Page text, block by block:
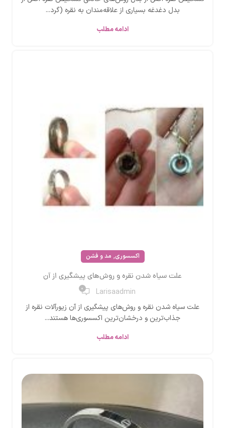
بدل دغدغه بسیاری از علاقه‌مندان به نقره (گرد...
ادامه مطلب
اکسسوری, مد و فشن
علت سیاه شدن نقره و روش‌های پیشگیری از آن
Larisaadmin
0
علت سیاه شدن نقره و روش‌های پیشگیری از آن زیورآلات نقره از
جذاب‌ترین و درخشان‌ترین اکسسوری‌ها هستند...
ادامه مطلب